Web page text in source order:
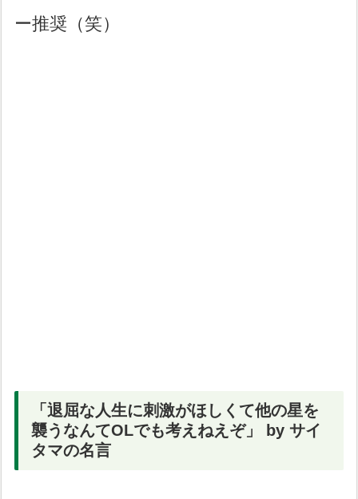
ー推奨（笑）
「退屈な人生に刺激がほしくて他の星を
襲うなんてOLでも考えねえぞ」 by サイ
タマの名言